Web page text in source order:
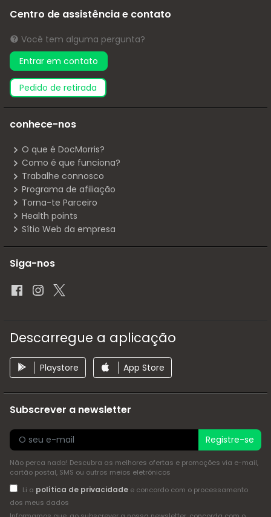
Centro de assistência e contato
Você tem alguma pergunta?
Entrar em contato
pedido de retirada
conhece-nos
O que é DocMorris?
Como é que funciona?
Trabalhe connosco
Programa de afiliação
Torna-te Parceiro
Health points
Sítio Web da empresa
Siga-nos
Descarregue a aplicação
Playstore App Store
Subscrever a newsletter
Registre-se
Não perca nada! Descubra as melhores ofertas e promoções via e-mail,
cartão postal, SMS ou outros meios eletrónicos
Li a política de privacidadee concordo com o processamento
dos meus dados